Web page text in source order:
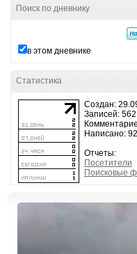
Поиск по дневнику
в этом дневнике
Статистика
Создан:
Записей: 562
Написано:
Отчеты:
Посетители
Поисковые